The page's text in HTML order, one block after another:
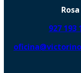
Rosa
927 193